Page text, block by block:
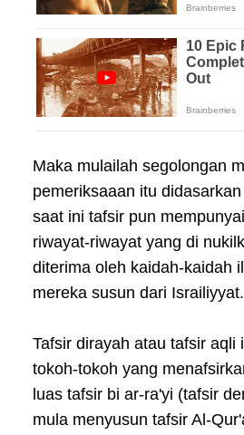
Maka mulailah segolongan
pemeriksaaan itu
saat ini tafsir pun
riwayat-riwayat yang di
diterima oleh kaidah-kaidah
mereka susun dari Israiliyyat.
Tafsir dirayah atau tafsir
tokoh-tokoh yang
luas tafsir bi ar-ra'yi (tafsir
mula menyusun tafsir Al-